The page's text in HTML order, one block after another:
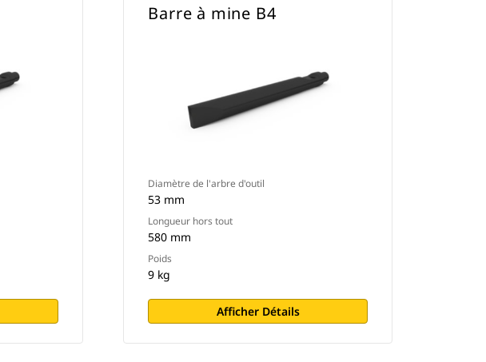
Barre à mine B4
Diamètre de l'arbre d'outil
53 mm
Longueur hors tout
580 mm
Poids
9 kg
Afficher Détails